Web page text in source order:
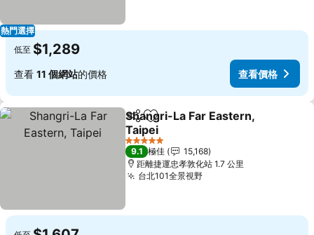
熱門選擇
低至 $1,289
查看 11 個網站的價格 查看價格
分享 放到收藏夾
Shangri-La Far Eastern,
Taipei
查看價格
5 星級
9.1 極佳
15,168
距離捷運忠孝敦化站 1.7 公里
台北101全景視野查看價格